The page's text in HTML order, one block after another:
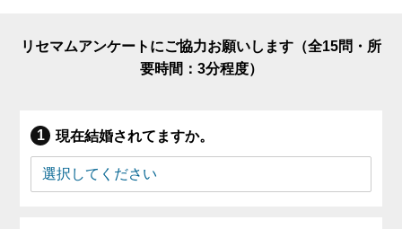
リセマムアンケートにご協力お願いします（全15問・所
要時間：3分程度）
現在結婚されてますか。